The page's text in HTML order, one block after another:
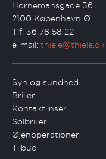
Hornemansgade 36
2100 København Ø
Tlf: 36 78 58 22
e-mail: thiele@thiele.dk
Syn og sundhed
Briller
Kontaktlinser
Solbriller
Øjenoperationer
Tilbud